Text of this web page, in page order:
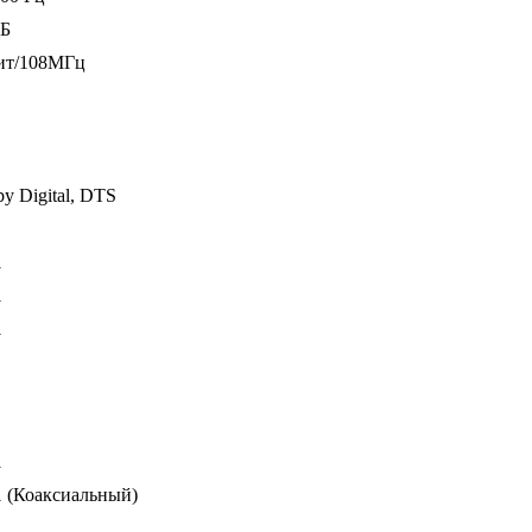
108МГц
Digital, DTS
(Коаксиальный)